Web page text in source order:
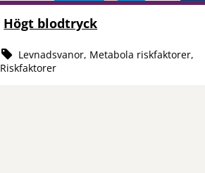
Högt blodtryck
Levnadsvanor, Metabola riskfaktorer,
Riskfaktorer